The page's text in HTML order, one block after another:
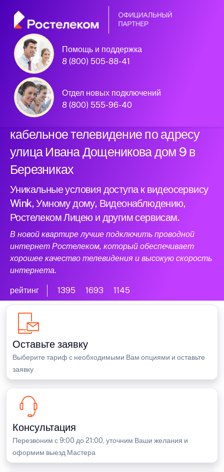
Помощь и поддержка
8 (800) 505-88-41
Отдел новых подключений
8 (800) 555-96-40
Официальный
партнер Ростелеком
Подключили новый интернет и
кабельное телевидение по адресу
улица Ивана Дощеникова дом 9 в
Березниках
Уникальные условия доступа к видеосервису
Wink, Умному дому, Видеонаблюдению,
Ростелеком Лицею и другим сервисам.
В новой квартире лучше подключить проводной
интернет Ростелеком, который обеспечивает
хорошее качество телевидения и высокую скорость
интернета.
рейтинг 1395 1693 1145
Оставьте заявку
Выберите тариф с необходимыми Вам опциями и оставьте
заявку
Консультация
Перезвоним с 9:00 до 21:00, уточним Ваши желания и
оформим выезд Мастера